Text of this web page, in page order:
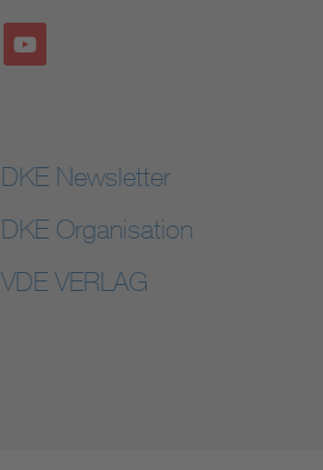
DKE Newsletter
DKE Organisation
VDE VERLAG